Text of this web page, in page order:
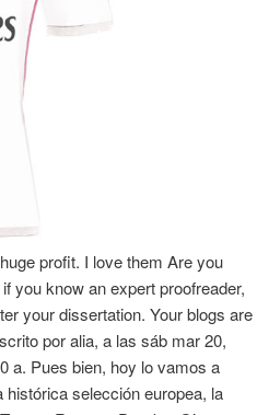
profit. I love them Are you
you know an expert proofreader,
your dissertation. Your blogs are
por alia, a las sáb mar 20,
a. Pues bien, hoy lo vamos a
selección europea, la